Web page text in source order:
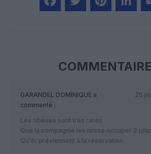
GARANDEL DOMINIQUE a
commenté :
25
Les obèses sont très rares
Que la compagnie les laisse occuper 2
Qu’ils préviennent à la réservation